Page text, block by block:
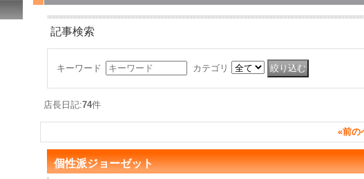
記事検索
キーワード カテゴリ
店長日記:74件
«前の
個性派ジョーゼット